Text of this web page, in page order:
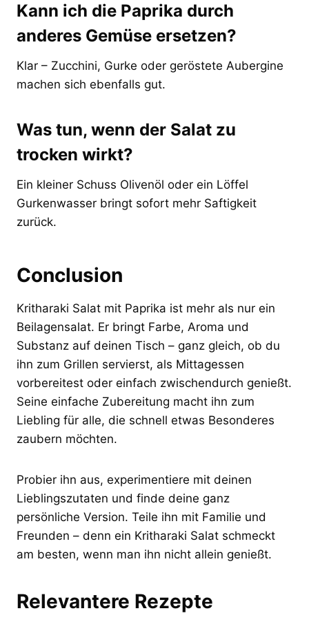
Kann ich die Paprika durch
anderes Gemüse ersetzen?
Klar – Zucchini, Gurke oder geröstete Aubergine
machen sich ebenfalls gut.
Was tun, wenn der Salat zu
trocken wirkt?
Ein kleiner Schuss Olivenöl oder ein Löffel
Gurkenwasser bringt sofort mehr Saftigkeit
zurück.
Conclusion
Kritharaki Salat mit Paprika ist mehr als nur ein
Beilagensalat. Er bringt Farbe, Aroma und
Substanz auf deinen Tisch – ganz gleich, ob du
ihn zum Grillen servierst, als Mittagessen
vorbereitest oder einfach zwischendurch genießt.
Seine einfache Zubereitung macht ihn zum
Liebling für alle, die schnell etwas Besonderes
zaubern möchten.
Probier ihn aus, experimentiere mit deinen
Lieblingszutaten und finde deine ganz
persönliche Version. Teile ihn mit Familie und
Freunden – denn ein Kritharaki Salat schmeckt
am besten, wenn man ihn nicht allein genießt.
Relevantere Rezepte